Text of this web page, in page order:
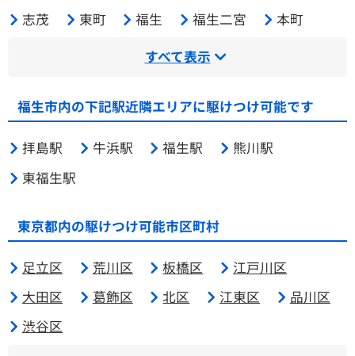
志茂
東町 福生 福生二宮
本町
すべて表示
福生市内の下記駅近隣エリアに駆けつけ可能です
拝島駅 牛浜駅 福生駅
熊川駅
東福生駅
東京都内の駆けつけ可能市区町村
足立区 荒川区 板橋区
江戸川区
大田区
葛飾区 北区 江東区
品川区
渋谷区